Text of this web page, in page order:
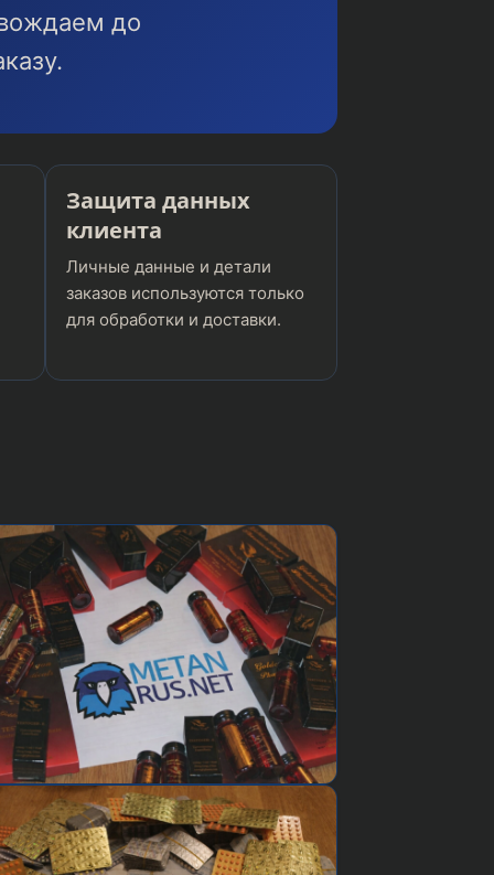
до
Защита данных
клиента
Личные данные и детали
заказов используются только
для обработки и доставки.